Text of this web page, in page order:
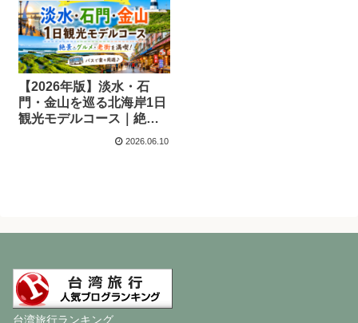
【2026年版】淡水・石
門・金山を巡る北海岸1日
観光モデルコース｜絶
景・老街・グルメを満喫
2026.06.10
台湾旅行ランキング